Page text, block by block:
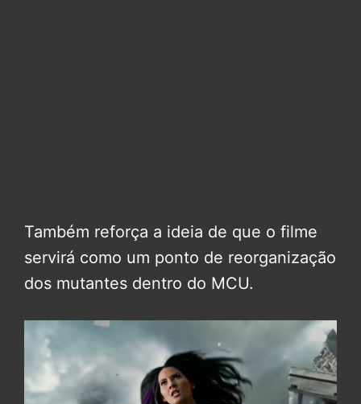
Também reforça a ideia de que o filme
servirá como um ponto de reorganização
dos mutantes dentro do MCU.